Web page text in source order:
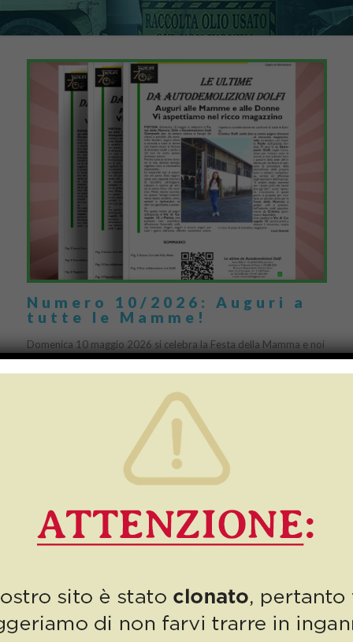
Numero 10/2026: Auguri a
tutte le Mamme!
Domenica 10 maggio 2026 si celebra la Festa della Mamma e noi
di Autodemolizioni Dolfi vogliamo estendere il nostro augurio a
tutto l’universo femminile: auguri alle […]